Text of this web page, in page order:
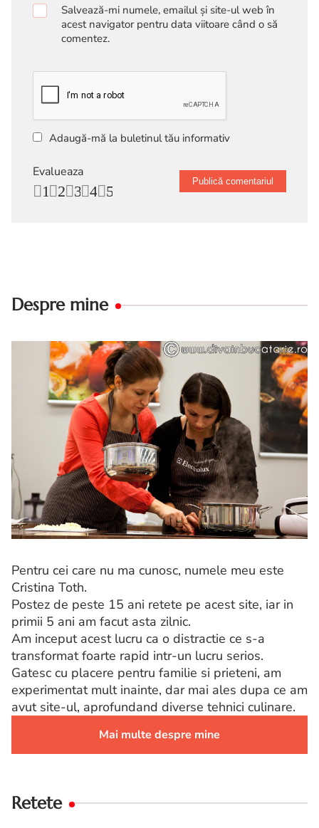
Salvează-mi numele, emailul și site-ul web în
acest navigator pentru data viitoare când o să
comentez.
Adaugă-mă la buletinul tău informativ
Evalueaza
5
4
3
2
1
Despre mine
Pentru cei care nu ma cunosc, numele meu este
Cristina Toth.
Postez de peste 15 ani retete pe acest site, iar in
primii 5 ani am facut asta zilnic.
Am inceput acest lucru ca o distractie ce s-a
transformat foarte rapid intr-un lucru serios.
Gatesc cu placere pentru familie si prieteni, am
experimentat mult inainte, dar mai ales dupa ce am
avut site-ul, aprofundand diverse tehnici culinare.
Mai multe despre mine
Retete